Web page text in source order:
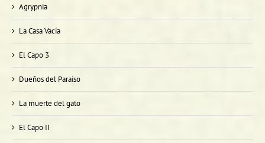
Agrypnia
La Casa Vacía
El Capo 3
Dueños del Paraiso
La muerte del gato
El Capo II